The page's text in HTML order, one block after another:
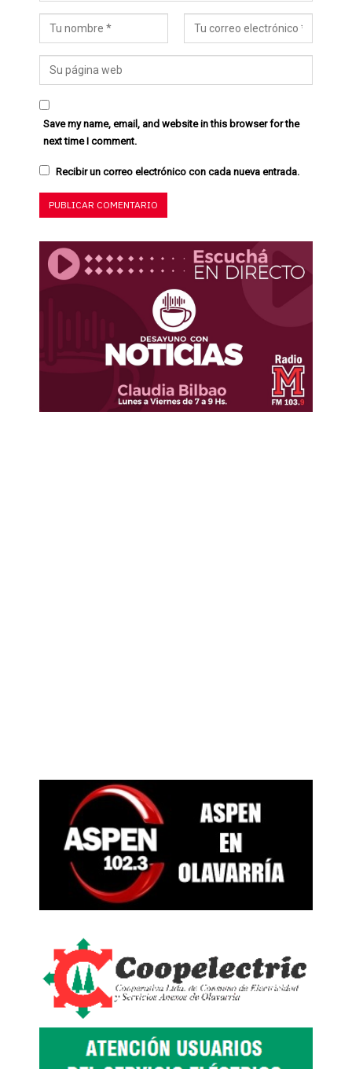
Save my name, email, and website in this browser for the
next time I comment.
Recibir un correo electrónico con cada nueva entrada.